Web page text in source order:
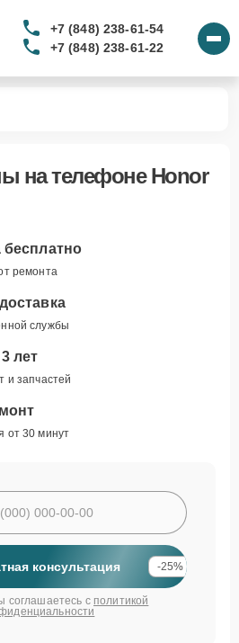
+7 (848) 238-61-54
+7 (848) 238-61-22
на телефоне Honor
бесплатно
ремонта
службы
лет
и запчастей
от 30 минут
консультация -25%
соглашаетесь с политикой